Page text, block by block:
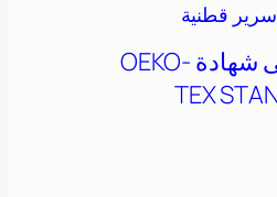
قطنية
حاصل على شهادة OEKO-
TEX